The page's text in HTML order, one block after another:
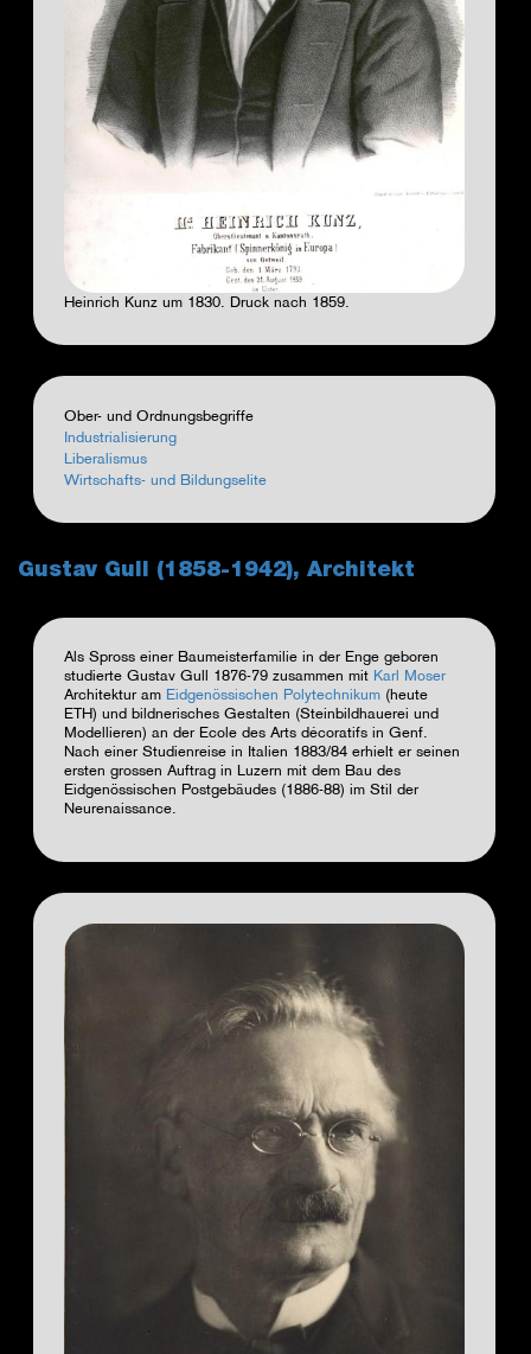
Heinrich Kunz um 1830. Druck nach 1859.
Ober- und Ordnungsbegriffe
Industrialisierung
Liberalismus
Wirtschafts- und Bildungselite
Gustav Gull (1858-1942), Architekt
Als Spross einer Baumeisterfamilie in der Enge geboren
studierte Gustav Gull 1876-79 zusammen mit Karl Moser
Architektur am Eidgenössischen Polytechnikum (heute
ETH) und bildnerisches Gestalten (Steinbildhauerei und
Modellieren) an der Ecole des Arts décoratifs in Genf.
Nach einer Studienreise in Italien 1883/84 erhielt er seinen
ersten grossen Auftrag in Luzern mit dem Bau des
Eidgenössischen Postgebäudes (1886-88) im Stil der
Neurenaissance.